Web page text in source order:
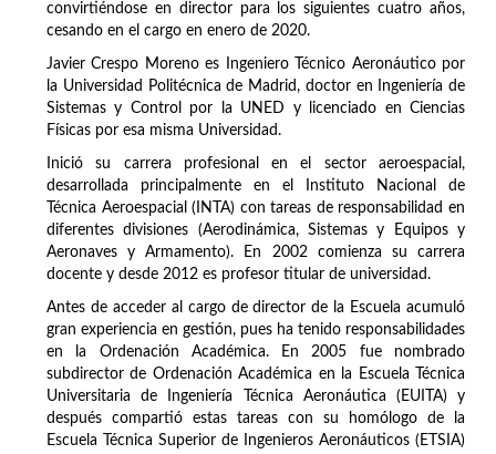
convirtiéndose en director para los siguientes cuatro años,
cesando en el cargo en enero de 2020.
Javier Crespo Moreno es Ingeniero Técnico Aeronáutico por
la Universidad Politécnica de Madrid, doctor en Ingeniería de
Sistemas y Control por la UNED y licenciado en Ciencias
Físicas por esa misma Universidad.
Inició su carrera profesional en el sector aeroespacial,
desarrollada principalmente en el Instituto Nacional de
Técnica Aeroespacial (INTA) con tareas de responsabilidad en
diferentes divisiones (Aerodinámica, Sistemas y Equipos y
Aeronaves y Armamento). En 2002 comienza su carrera
docente y desde 2012 es profesor titular de universidad.
Antes de acceder al cargo de director de la Escuela acumuló
gran experiencia en gestión, pues ha tenido responsabilidades
en la Ordenación Académica. En 2005 fue nombrado
subdirector de Ordenación Académica en la Escuela Técnica
Universitaria de Ingeniería Técnica Aeronáutica (EUITA) y
después compartió estas tareas con su homólogo de la
Escuela Técnica Superior de Ingenieros Aeronáuticos (ETSIA)